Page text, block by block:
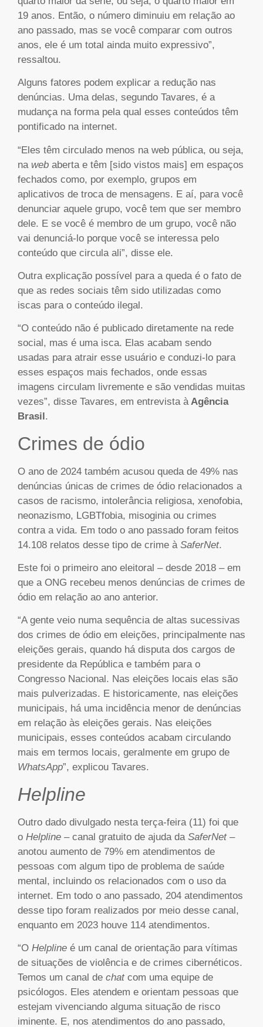
19 anos. Então, o número diminuiu em relação ao
ano passado, mas se você comparar com outros
anos, ele é um total ainda muito expressivo”,
ressaltou.
Alguns fatores podem explicar a redução nas
denúncias. Uma delas, segundo Tavares, é a
mudança na forma pela qual esses conteúdos têm
pontificado na internet.
“Eles têm circulado menos na web pública, ou seja,
na web aberta e têm [sido vistos mais] em espaços
fechados como, por exemplo, grupos em
aplicativos de troca de mensagens. E aí, para você
denunciar aquele grupo, você tem que ser membro
dele. E se você é membro de um grupo, você não
vai denunciá-lo porque você se interessa pelo
conteúdo que circula ali”, disse ele.
Outra explicação possível para a queda é o fato de
que as redes sociais têm sido utilizadas como
iscas para o conteúdo ilegal.
“O conteúdo não é publicado diretamente na rede
social, mas é uma isca. Elas acabam sendo
usadas para atrair esse usuário e conduzi-lo para
esses espaços mais fechados, onde essas
imagens circulam livremente e são vendidas muitas
vezes”, disse Tavares, em entrevista àAgência
Brasil .
Crimes de ódio
O ano de 2024 também acusou queda de 49% nas
denúncias únicas de crimes de ódio relacionados a
casos de racismo, intolerância religiosa, xenofobia,
neonazismo, LGBTfobia, misoginia ou crimes
contra a vida. Em todo o ano passado foram feitos
14.108 relatos desse tipo de crime à SaferNet.
Este foi o primeiro ano eleitoral – desde 2018 – em
que a ONG recebeu menos denúncias de crimes de
ódio em relação ao ano anterior.
“A gente veio numa sequência de altas sucessivas
dos crimes de ódio em eleições, principalmente nas
eleições gerais, quando há disputa dos cargos de
presidente da República e também para o
Congresso Nacional. Nas eleições locais elas são
mais pulverizadas. E historicamente, nas eleições
municipais, há uma incidência menor de denúncias
em relação às eleições gerais. Nas eleições
municipais, esses conteúdos acabam circulando
mais em termos locais, geralmente em grupo de
WhatsApp”, explicou Tavares.
Helpline
Outro dado divulgado nesta terça-feira (11) foi que
o Helpline – canal gratuito de ajuda da SaferNet –
anotou aumento de 79% em atendimentos de
pessoas com algum tipo de problema de saúde
mental, incluindo os relacionados com o uso da
internet. Em todo o ano passado, 204 atendimentos
desse tipo foram realizados por meio desse canal,
enquanto em 2023 houve 114 atendimentos.
“O Helpline é um canal de orientação para vítimas
de situações de violência e de crimes cibernéticos.
Temos um canal de chat com uma equipe de
psicólogos. Eles atendem e orientam pessoas que
estejam vivenciando alguma situação de risco
iminente. E, nos atendimentos do ano passado,